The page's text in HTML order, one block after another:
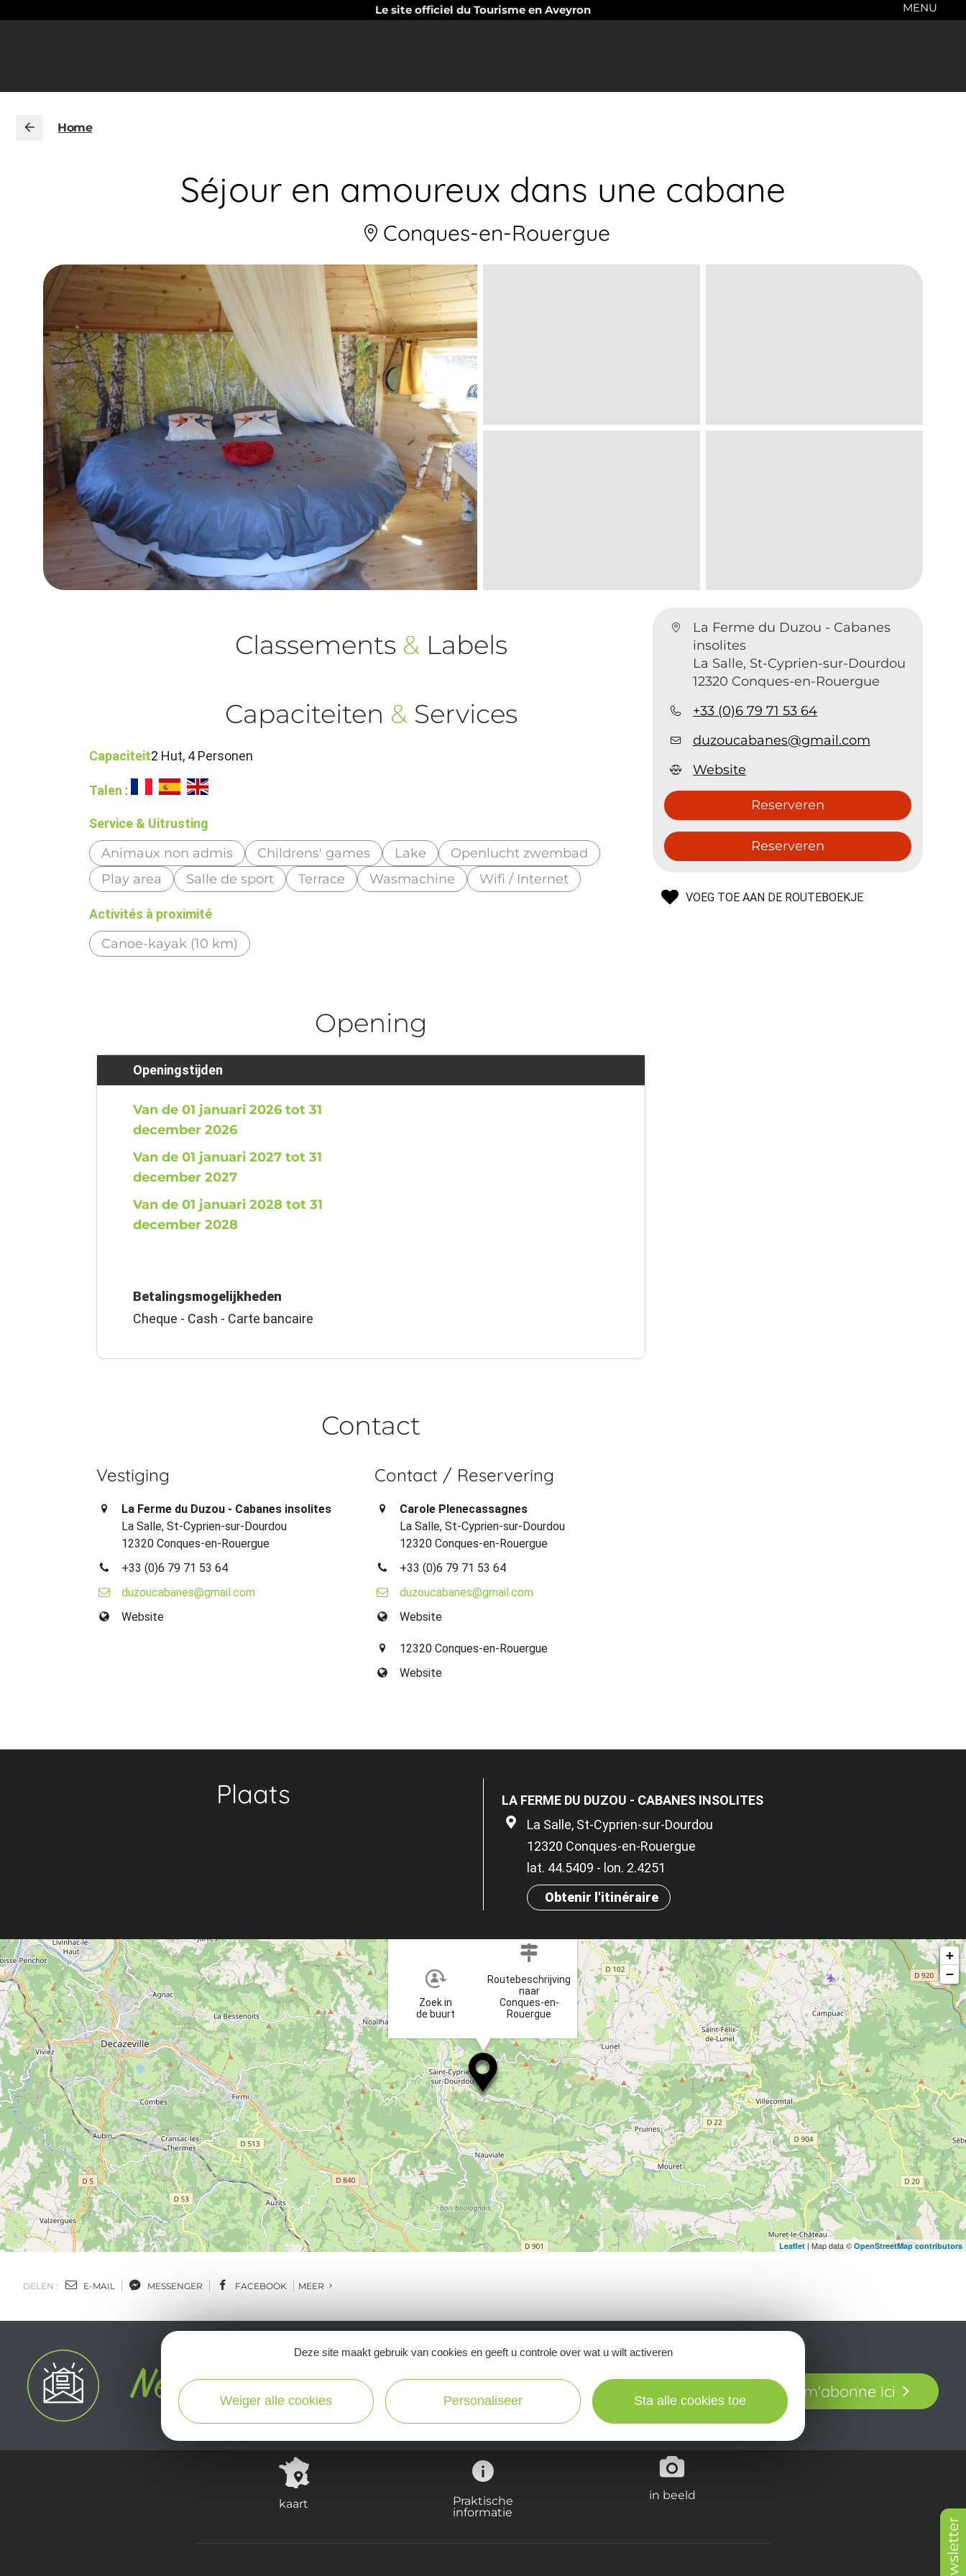
Le site officiel du Tourisme en Aveyron
Newsletter
MENU
Home
Séjour en amoureux dans une cabane
Conques-en-Rouergue
La Ferme du Duzou - Cabanes
insolites
La Salle, St-Cyprien-sur-Dourdou
12320 Conques-en-Rouergue
+33 (0)6 79 71 53 64
duzoucabanes@gmail.com
Website
Reserveren
Reserveren
VOEG TOE AAN DE ROUTEBOEKJE
Classements & Labels
Capaciteiten & Services
Capaciteit2 Hut, 4 Personen
Talen :
Service & Uitrusting
Animaux non admis Childrens' games Lake
Openlucht zwembad
Play area
Salle de sport Terrace Wasmachine Wifi / Internet
Activités à proximité
Canoe-kayak (10 km)
Opening
Openingstijden
Van de 01 januari 2026 tot 31
december 2026
Van de 01 januari 2027 tot 31
december 2027
Van de 01 januari 2028 tot 31
december 2028
Betalingsmogelijkheden
Cheque - Cash - Carte bancaire
Contact
Vestiging
La Ferme du Duzou - Cabanes insolites
La Salle, St-Cyprien-sur-Dourdou
12320 Conques-en-Rouergue
+33 (0)6 79 71 53 64
duzoucabanes@gmail.com
Website
Contact / Reservering
Carole Plenecassagnes
La Salle, St-Cyprien-sur-Dourdou
12320 Conques-en-Rouergue
+33 (0)6 79 71 53 64
duzoucabanes@gmail.com
Website
12320 Conques-en-Rouergue
Website
Plaats
LA FERME DU DUZOU - CABANES INSOLITES
La Salle, St-Cyprien-sur-Dourdou
12320 Conques-en-Rouergue
lat. 44.5409 - lon. 2.4251
Obtenir l'itinéraire
Zoek in
de buurt
Routebeschrijving
naar
Conques-en-
Rouergue
+
−
Leaflet | Map data © OpenStreetMap contributors
DELEN : E-MAIL MESSENGER FACEBOOK MEER
Ne manquez pas notre newsletter mensuelle et laissez-vous
inspirer pour profiter pleinement de votre séjour en Aveyron.
Je m'abonne ici
kaart
Praktische
informatie
in beeld
Deze site maakt gebruik van cookies en geeft u controle over wat u wilt activeren
Weiger alle cookies Personaliseer Sta alle cookies toe